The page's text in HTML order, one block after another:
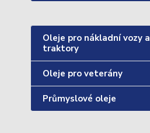
Oleje pro nákladní vozy a
traktory
Oleje pro veterány
Průmyslové oleje